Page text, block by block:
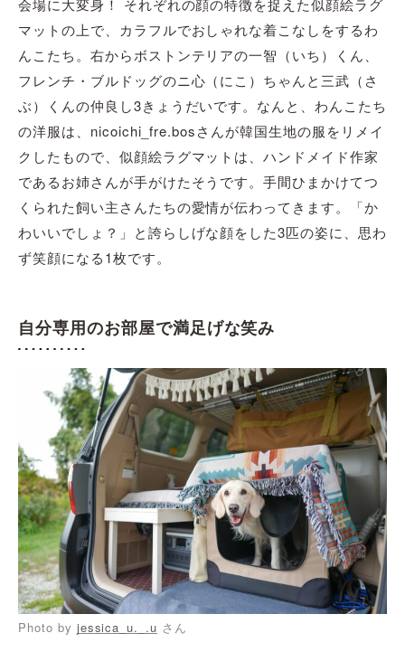
会場に大変身！ それぞれの顔の特徴を捉えた似顔絵ラグ
マットの上で、カラフルでおしゃれな着こなしをするわ
んこたち。右からボストンテリアの一智（いち）くん、
フレンチ・ブルドッグのニ心（にこ）ちゃんと三武（さ
ぶ）くんの仲良し3きょうだいです。なんと、わんこたち
の洋服は、nicoichi_fre.bosさんが韓国生地の服をリメイ
クしたもので、似顔絵ラグマットは、ハンドメイド作家
であるお姉さんが手がけたそうです。手間ひまかけてつ
くられた飼い主さんたちの愛情が伝わってきます。「か
わいいでしょ？」と誇らしげな顔をした3匹の姿に、思わ
ず笑顔になる1枚です。
自分専用のお部屋で満足げな笑み
Photo by jessica_u._.u さん